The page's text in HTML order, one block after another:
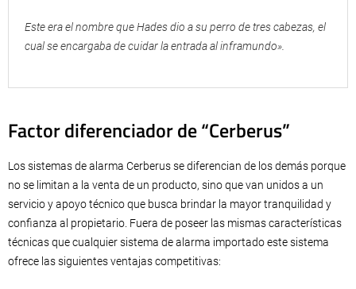
Este era el nombre que Hades dio a su perro de tres cabezas, el
cual se encargaba de cuidar la entrada al inframundo».
Factor diferenciador de “Cerberus”
Los sistemas de alarma Cerberus se diferencian de los demás porque
no se limitan a la venta de un producto, sino que van unidos a un
servicio y apoyo técnico que busca brindar la mayor tranquilidad y
confianza al propietario. Fuera de poseer las mismas características
técnicas que cualquier sistema de alarma importado este sistema
ofrece las siguientes ventajas competitivas: